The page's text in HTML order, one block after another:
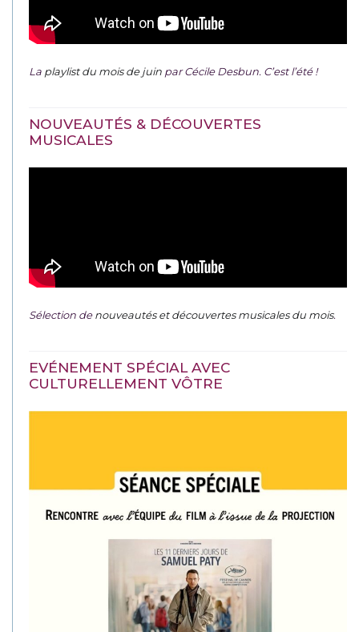
La playlist du mois de juin par Cécile Desbun. C’est l’été !
NOUVEAUTÉS & DÉCOUVERTES
MUSICALES
Sélection denouveautés et découvertes musicales du mois.
EVÉNEMENT SPÉCIAL AVEC
CULTURELLEMENT VÔTRE